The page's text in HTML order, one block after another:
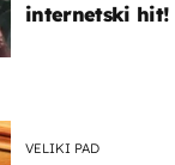
VELIKI PAD
internetski hit!